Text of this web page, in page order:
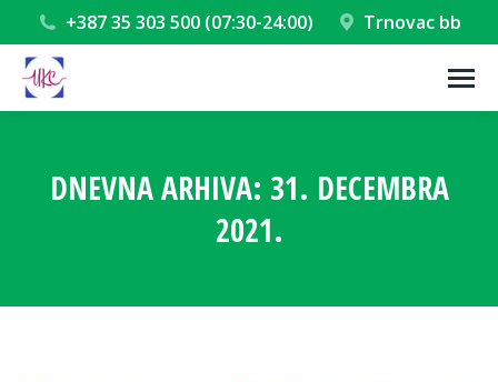
+387 35 303 500 (07:30-24:00) Trnovac bb
DNEVNA ARHIVA: 31. DECEMBRA
2021.